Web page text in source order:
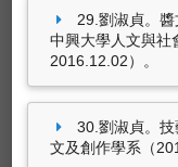
29.劉淑貞。
中興大學人文與社
2016.12.02）。
30.劉淑貞。
文及創作學系（